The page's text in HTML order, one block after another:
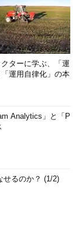
のエラーが生じ
ル／フォルダのア
更したり、RDCを
をすればよいだろ
Server
の仮想化
ピュータから
ターに学ぶ、「運
運用自律化」の本
Analytics」と「P
せるのか？ (1/2)